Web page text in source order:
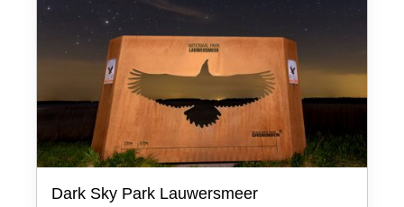
Dark Sky Park Lauwersmeer